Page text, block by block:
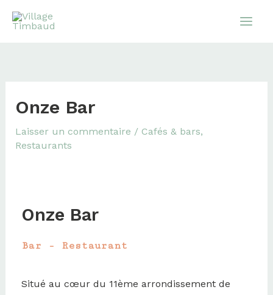
Onze Bar
Laisser un commentaire / Cafés & bars,
Restaurants
Onze Bar
Bar - Restaurant
Situé au cœur du 11ème arrondissement de